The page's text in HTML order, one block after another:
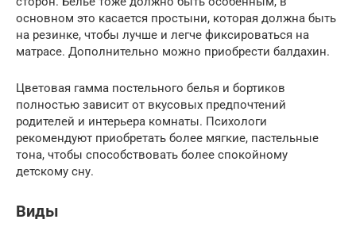
основном это касается простыни, которая должна быть
на резинке, чтобы лучше и легче фиксироваться на
матрасе. Дополнительно можно приобрести балдахин.
Цветовая гамма постельного белья и бортиков
полностью зависит от вкусовых предпочтений
родителей и интерьера комнаты. Психологи
рекомендуют приобретать более мягкие, пастельные
тона, чтобы способствовать более спокойному
детскому сну.
Виды